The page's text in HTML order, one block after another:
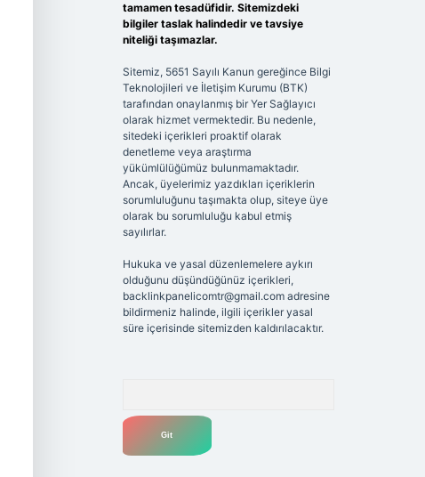
tamamen tesadüfidir. Sitemizdeki
bilgiler taslak halindedir ve tavsiye
niteliği taşımazlar.
Sitemiz, 5651 Sayılı Kanun gereğince Bilgi
Teknolojileri ve İletişim Kurumu (BTK)
tarafından onaylanmış bir Yer Sağlayıcı
olarak hizmet vermektedir. Bu nedenle,
sitedeki içerikleri proaktif olarak
denetleme veya araştırma
yükümlülüğümüz bulunmamaktadır.
Ancak, üyelerimiz yazdıkları içeriklerin
sorumluluğunu taşımakta olup, siteye üye
olarak bu sorumluluğu kabul etmiş
sayılırlar.
Hukuka ve yasal düzenlemelere aykırı
olduğunu düşündüğünüz içerikleri,
backlinkpanelicomtr@gmail.comadresine
bildirmeniz halinde, ilgili içerikler yasal
süre içerisinde sitemizden kaldırılacaktır.